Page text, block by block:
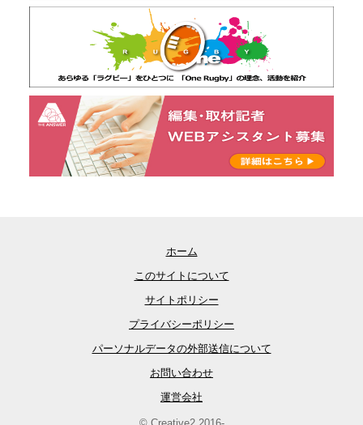
ホーム
このサイトについて
サイトポリシー
プライバシーポリシー
パーソナルデータの外部送信について
お問い合わせ
運営会社